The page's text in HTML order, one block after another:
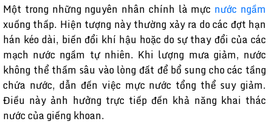
Một trong những nguyên nhân chính là mực nước ngầm
xuống thấp. Hiện tượng này thường xảy ra do các đợt hạn
hán kéo dài, biến đổi khí hậu hoặc do sự thay đổi của các
mạch nước ngầm tự nhiên. Khi lượng mưa giảm, nước
không thể thấm sâu vào lòng đất để bổ sung cho các tầng
chứa nước, dẫn đến việc mực nước tổng thể suy giảm.
Điều này ảnh hưởng trực tiếp đến khả năng khai thác
nước của giếng khoan.